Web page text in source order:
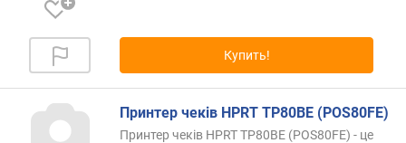
Купить!
Принтер чеків HPRT TP80BE (POS80FE)
Принтер чеків HPRT TP80BE (POS80FE) - це